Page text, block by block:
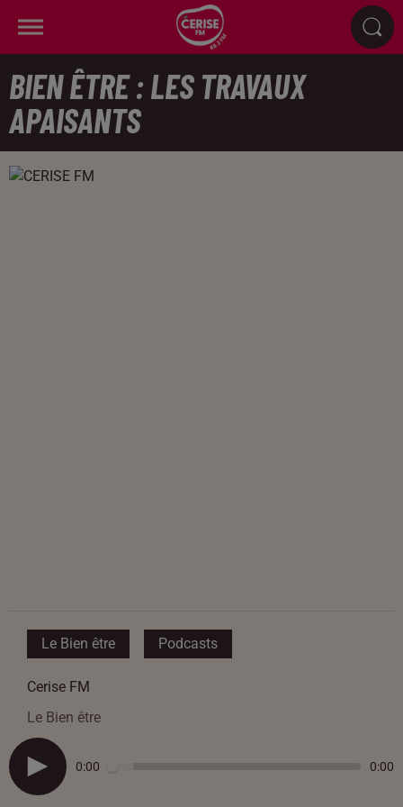
BIEN ÊTRE : LES TRAVAUX
APAISANTS
Le Bien être Podcasts
Cerise FM
Le Bien être
0:00 0:00